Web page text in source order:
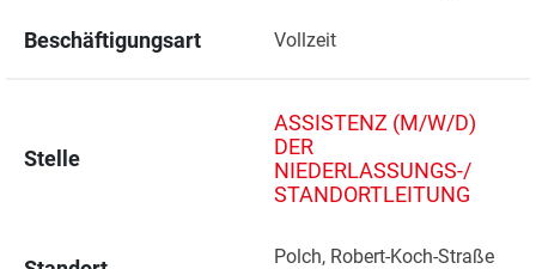
Beschäftigungsart Vollzeit
Stelle
ASSISTENZ (M/W/D)
DER
NIEDERLASSUNGS-/
STANDORTLEITUNG
Polch, Robert-Koch-Straße